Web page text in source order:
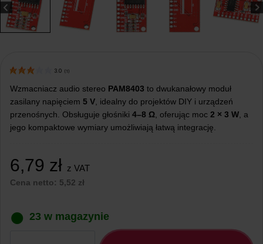
3.0 (1)
Wzmacniacz audio stereo PAM8403 to dwukanałowy moduł
zasilany napięciem 5 V , idealny do projektów DIY i urządzeń
przenośnych. Obsługuje głośniki 4–8 Ω , oferując moc 2 × 3 W , a
jego kompaktowe wymiary umożliwiają łatwą integrację.
6,79 zł z VAT
Cena netto: 5,52 zł
23 w magazynie